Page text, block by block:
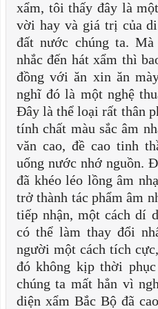
xẩm, tôi thấy đây là
vời hay và giá trị của
đất nước chúng ta.
nhắc đến hát xẩm thì
đồng với ăn xin ăn
nghĩ đó là một nghệ
Đây là thể loại rất thân
tính chất màu sắc âm
văn cao, đề cao tinh
uống nước nhớ nguồn.
đã khéo léo lồng âm
trở thành tác phẩm âm
tiếp nhận, một cách dí
có thể làm thay đổi
người một cách tích
đó không kịp thời
chúng ta mất hẳn vì
diện xẩm Bắc Bộ đã